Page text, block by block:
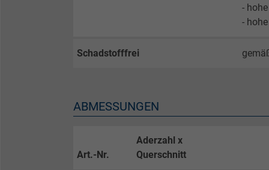
Anbieter
-
-
Schadstofffrei
ABMESSUNGEN
Art.-Nr.
Aderzahl x
Querschnitt